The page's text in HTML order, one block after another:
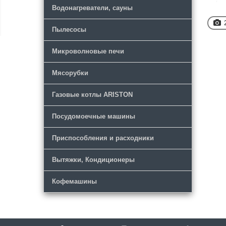
Водонагреватели, сауны
Пылесосы
Микроволновые печи
Мясорубки
Газовые котлы ARISTON
Посудомоечные машины
Приспособления и расходники
Вытяжки, Кондиционеры
Кофемашины